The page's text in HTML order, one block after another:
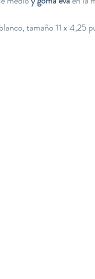
tamaño 11 x 4,25